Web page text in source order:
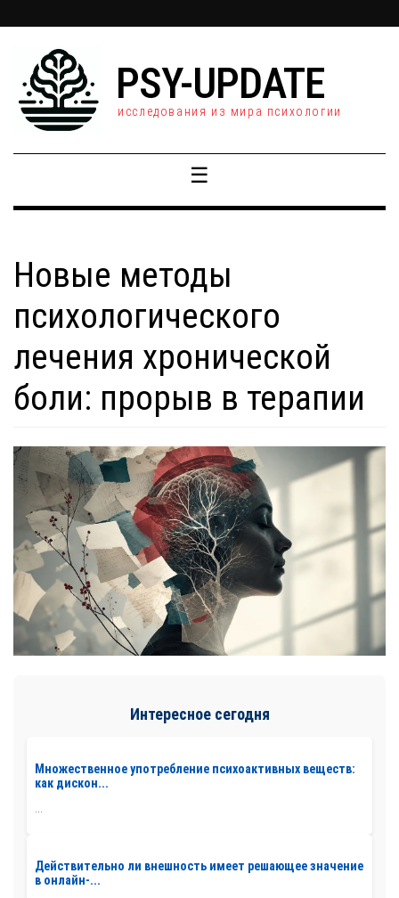
PSY-UPDATE
исследования из мира психологии
☰
Новые методы
психологического
лечения хронической
боли: прорыв в терапии
Интересное сегодня
Множественное употребление психоактивных веществ:
как дискон...
Действительно ли внешность имеет решающее значение
в онлайн-...